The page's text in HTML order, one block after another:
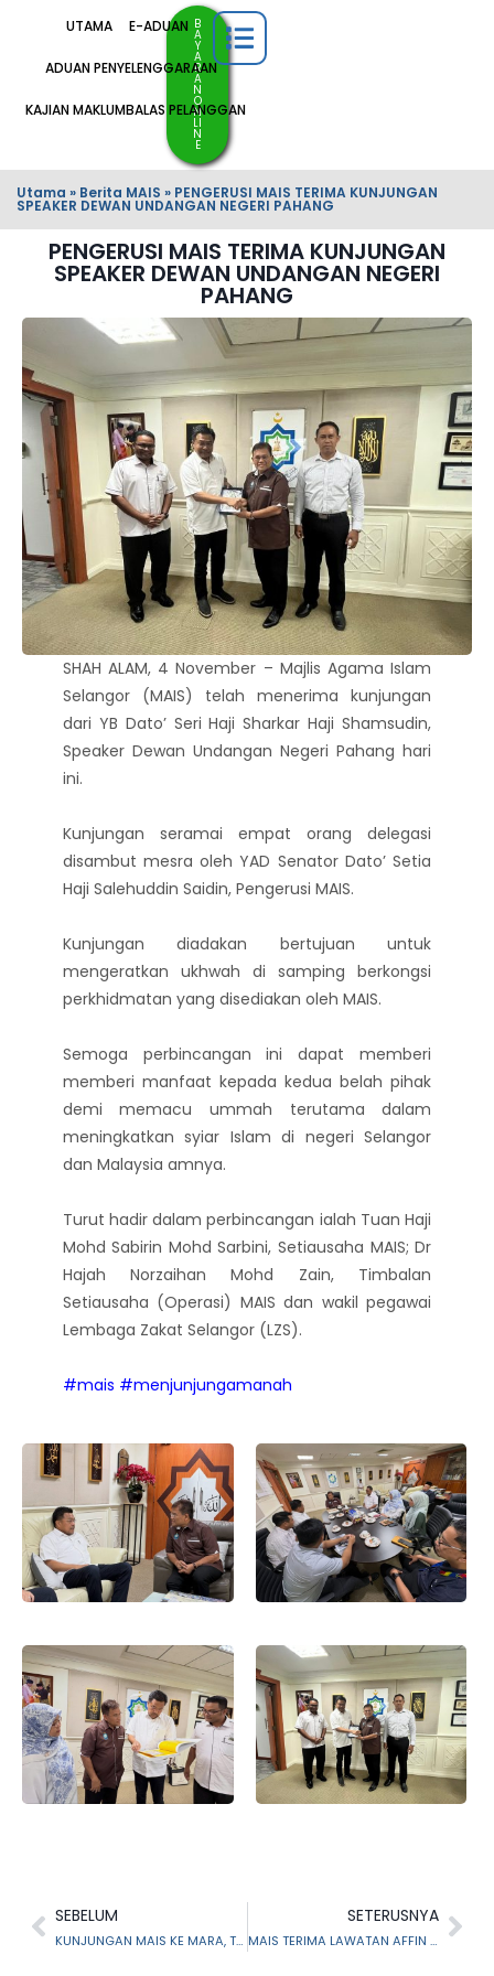
UTAMA E-ADUAN
ADUAN PENYELENGGARAAN
KAJIAN MAKLUMBALAS PELANGGAN
B
A
Y
A
R
A
N
O
N
LI
N
E
Utama » Berita MAIS » PENGERUSI MAIS TERIMA KUNJUNGAN
SPEAKER DEWAN UNDANGAN NEGERI PAHANG
PENGERUSI MAIS TERIMA KUNJUNGAN
SPEAKER DEWAN UNDANGAN NEGERI
PAHANG
SHAH ALAM, 4 November – Majlis Agama Islam
Selangor (MAIS) telah menerima kunjungan
dari YB Dato’ Seri Haji Sharkar Haji Shamsudin,
Speaker Dewan Undangan Negeri Pahang hari
ini.
Kunjungan seramai empat orang delegasi
disambut mesra oleh YAD Senator Dato’ Setia
Haji Salehuddin Saidin, Pengerusi MAIS.
Kunjungan diadakan bertujuan untuk
mengeratkan ukhwah di samping berkongsi
perkhidmatan yang disediakan oleh MAIS.
Semoga perbincangan ini dapat memberi
memberi manfaat kepada kedua belah pihak
demi memacu ummah terutama dalam
meningkatkan syiar Islam di negeri Selangor
dan Malaysia amnya.
Turut hadir dalam perbincangan ialah Tuan Haji
Mohd Sabirin Mohd Sarbini, Setiausaha MAIS; Dr
Hajah Norzaihan Mohd Zain, Timbalan
Setiausaha (Operasi) MAIS dan wakil pegawai
Lembaga Zakat Selangor (LZS).
#mais #menjunjungamanah
SEBELUM
KUNJUNGAN MAIS KE MARA, TEROKA RUANG KERJASAMA
SETERUSNYA
MAIS TERIMA LAWATAN AFFIN ISLAMIC BANK BERHAD